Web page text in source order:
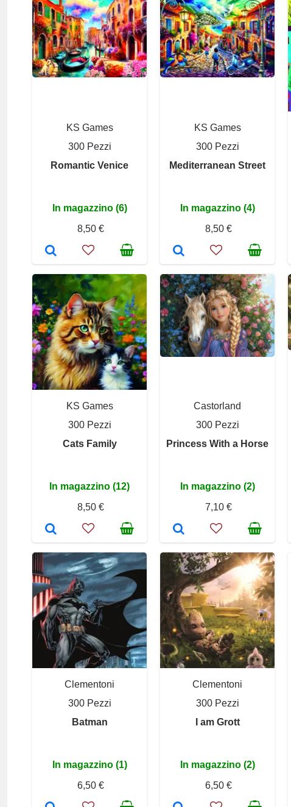
KS Games
300 Pezzi
Romantic Venice
In magazzino (6)
8,50 €
KS Games
300 Pezzi
Mediterranean Street
In magazzino (4)
8,50 €
KS Games
300 Pezzi
Cats Family
In magazzino (12)
8,50 €
Castorland
300 Pezzi
Princess With a Horse
In magazzino (2)
7,10 €
Clementoni
300 Pezzi
Batman
In magazzino (1)
6,50 €
Clementoni
300 Pezzi
I am Grott
In magazzino (2)
6,50 €